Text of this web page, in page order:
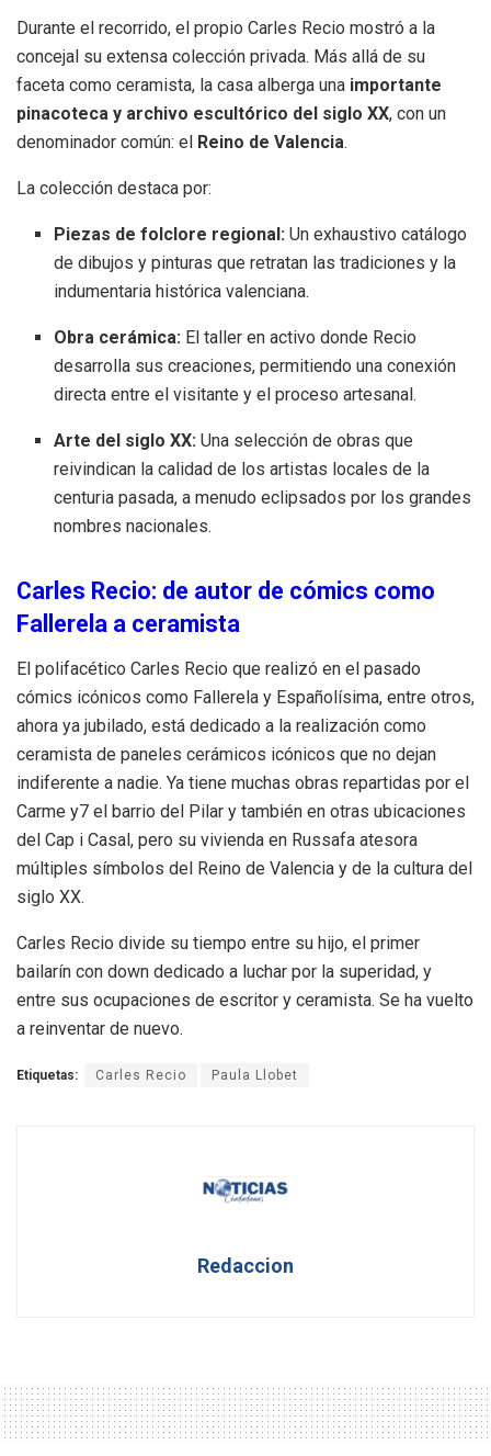
Durante el recorrido, el propio Carles Recio mostró a la
concejal su extensa colección privada. Más allá de su
faceta como ceramista, la casa alberga una importante
pinacoteca y archivo escultórico del siglo XX, con un
denominador común: el
Reino de Valencia.
La colección destaca por:
Piezas de folclore regional: Un exhaustivo catálogo
de dibujos y pinturas que retratan las tradiciones y la
indumentaria histórica valenciana.
Obra cerámica: El taller en activo donde Recio
desarrolla sus creaciones, permitiendo una conexión
directa entre el visitante y el proceso artesanal.
Arte del siglo XX: Una selección de obras que
reivindican la calidad de los artistas locales de la
centuria pasada, a menudo eclipsados por los grandes
nombres nacionales.
Carles Recio: de autor de cómics como
Fallerela a ceramista
El polifacético Carles Recio que realizó en el pasado
cómics icónicos como Fallerela y Españolísima, entre otros,
ahora ya jubilado, está dedicado a la realización como
ceramista de paneles cerámicos icónicos que no dejan
indiferente a nadie. Ya tiene muchas obras repartidas por el
Carme y7 el barrio del Pilar y también en otras ubicaciones
del Cap i Casal, pero su vivienda en Russafa atesora
múltiples símbolos del Reino de Valencia y de la cultura del
siglo XX.
Carles Recio divide su tiempo entre su hijo, el primer
bailarín con down dedicado a luchar por la superidad, y
entre sus ocupaciones de escritor y ceramista. Se ha vuelto
a reinventar de nuevo.
Etiquetas: Carles Recio Paula Llobet
Redaccion